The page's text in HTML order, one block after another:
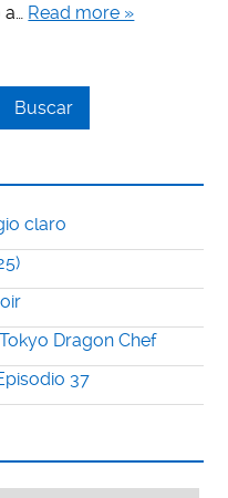
Read more »
claro
Dragon Chef
37